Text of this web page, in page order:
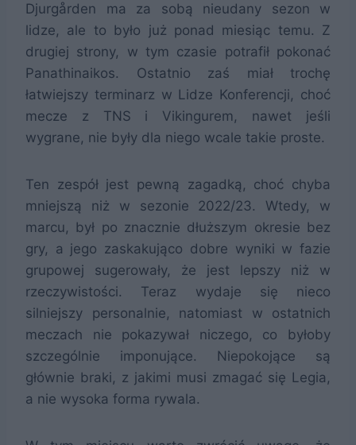
Djurgården ma za sobą nieudany sezon w
lidze, ale to było już ponad miesiąc temu. Z
drugiej strony, w tym czasie potrafił pokonać
Panathinaikos. Ostatnio zaś miał trochę
łatwiejszy terminarz w Lidze Konferencji, choć
mecze z TNS i Vikingurem, nawet jeśli
wygrane, nie były dla niego wcale takie proste.
Ten zespół jest pewną zagadką, choć chyba
mniejszą niż w sezonie 2022/23. Wtedy, w
marcu, był po znacznie dłuższym okresie bez
gry, a jego zaskakująco dobre wyniki w fazie
grupowej sugerowały, że jest lepszy niż w
rzeczywistości. Teraz wydaje się nieco
silniejszy personalnie, natomiast w ostatnich
meczach nie pokazywał niczego, co byłoby
szczególnie imponujące. Niepokojące są
głównie braki, z jakimi musi zmagać się Legia,
a nie wysoka forma rywala.